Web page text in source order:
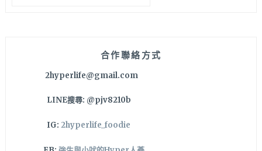
合作聯絡方式
2hyperlife@gmail.com
LINE搜尋: @pjv8210b
IG: 2hyperlife_foodie